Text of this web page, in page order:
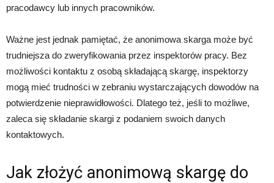
pracodawcy lub innych pracowników.
Ważne jest jednak pamiętać, że anonimowa skarga może być
trudniejsza do zweryfikowania przez inspektorów pracy. Bez
możliwości kontaktu z osobą składającą skargę, inspektorzy
mogą mieć trudności w zebraniu wystarczających dowodów na
potwierdzenie nieprawidłowości. Dlatego też, jeśli to możliwe,
zaleca się składanie skargi z podaniem swoich danych
kontaktowych.
Jak złożyć anonimową skargę do